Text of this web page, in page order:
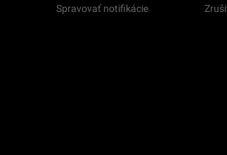
Spravovať notifikácie